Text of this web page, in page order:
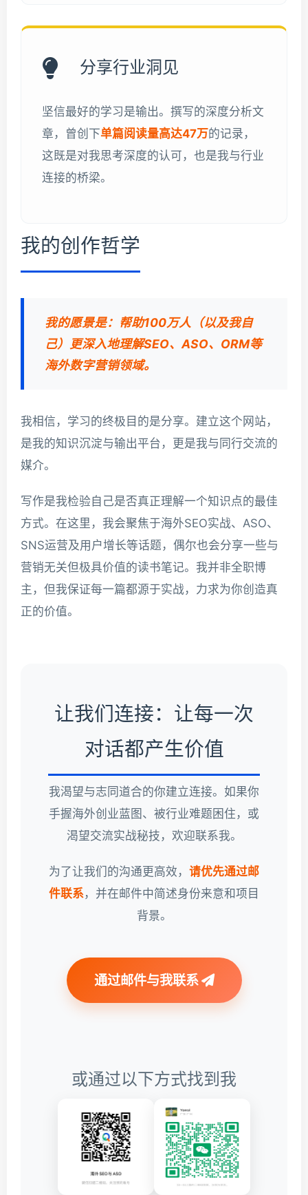
分享行业洞见
坚信最好的学习是输出。撰写的深度分析文
章，曾创下单篇阅读量高达47万的记录，
这既是对我思考深度的认可，也是我与行业
连接的桥梁。
我的创作哲学
我的愿景是：帮助100万人（以及我自
己）更深入地理解SEO、ASO、ORM等
海外数字营销领域。
我相信，学习的终极目的是分享。建立这个网站，
是我的知识沉淀与输出平台，更是我与同行交流的
媒介。
写作是我检验自己是否真正理解一个知识点的最佳
方式。在这里，我会聚焦于海外SEO实战、ASO、
SNS运营及用户增长等话题，偶尔也会分享一些与
营销无关但极具价值的读书笔记。我并非全职博
主，但我保证每一篇都源于实战，力求为你创造真
正的价值。
让我们连接：让每一次
对话都产生价值
我渴望与志同道合的你建立连接。如果你
手握海外创业蓝图、被行业难题困住，或
渴望交流实战秘技，欢迎联系我。
为了让我们的沟通更高效， 请优先通过邮
件联系，并在邮件中简述身份来意和项目
背景。
通过邮件与我联系
或通过以下方式找到我